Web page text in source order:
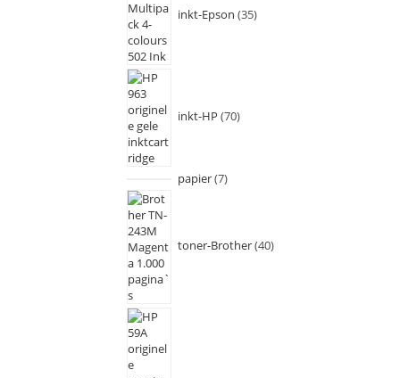
inkt-Epson 35
inkt-HP 70
papier 7
toner-Brother 40